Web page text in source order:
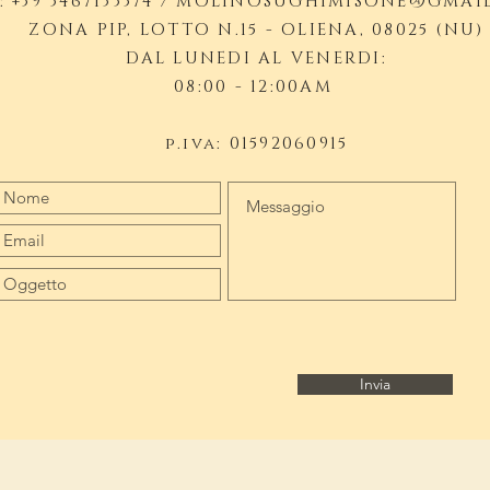
ZONA PIP, LOTTO N.15 - OLIENA, 08025 (NU)
DAL LUNEDI AL VENERDI:
08:00 - 12:00AM
p.iva: 01592060915
Invia